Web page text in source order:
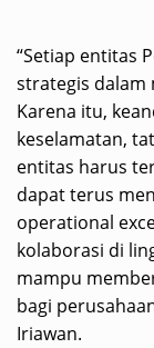
“Setiap entitas
strategis dalam
Karena itu,
keselamatan,
entitas harus
dapat terus
operational
kolaborasi di
mampu
bagi
Iriawan.